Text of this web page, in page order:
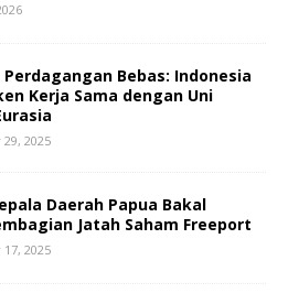
Bebas: Indonesia
Kerja Sama dengan Uni
2025
Daerah Papua Bakal
Jatah Saham Freeport
2025